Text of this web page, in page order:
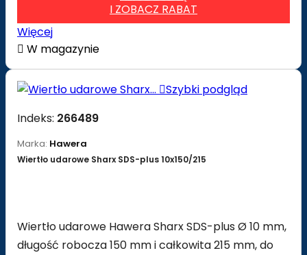
I ZOBACZ RABAT
Więcej
 W magazynie
Szybki podgląd
Indeks: 266489
Marka: Hawera
Wiertło udarowe Sharx SDS-plus 10x150/215
Wiertło udarowe Hawera Sharx SDS-plus Ø 10 mm,
długość robocza 150 mm i całkowita 215 mm, do